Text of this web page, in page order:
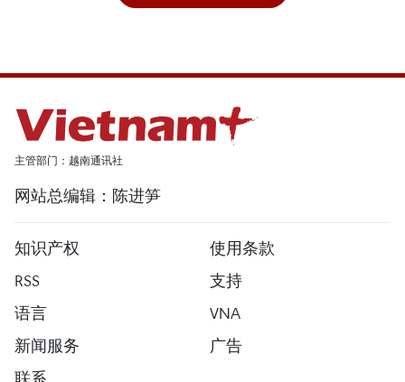
主管部门：越南通讯社
网站总编辑：陈进笋
知识产权
使用条款
RSS
支持
语言
VNA
新闻服务
广告